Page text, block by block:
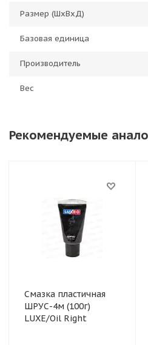
Размер (ШхВхД)
Базовая единица
Производитель
Вес
Рекомендуемые
Смазка пластичная
ШРУС-4м (100г)
LUXE/Oil Right